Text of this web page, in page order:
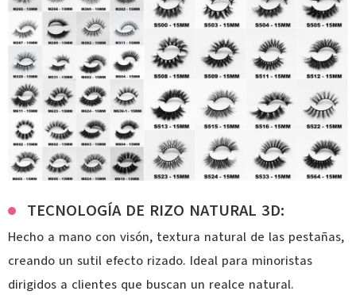
TECNOLOGÍA DE RIZO NATURAL 3D:
Hecho a mano con visón, textura natural de las pestañas,
creando un sutil efecto rizado. Ideal para minoristas
dirigidos a clientes que buscan un realce natural.